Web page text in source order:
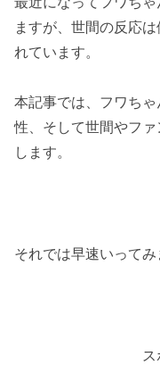
ますが、世間の反応
れています。
本記事では、フワち
性、そして世間やフ
します。
それでは早速いってみ